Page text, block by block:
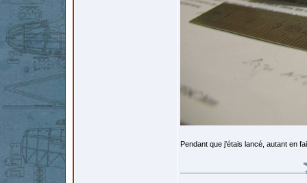
Pendant que j'étais lancé, autant en